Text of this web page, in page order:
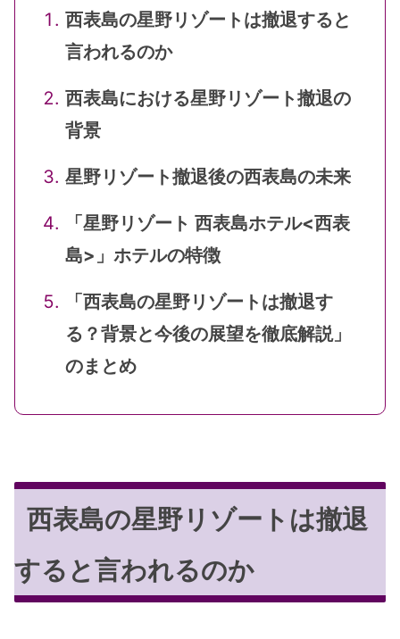
西表島の星野リゾートは撤退すると
言われるのか
西表島における星野リゾート撤退の
背景
星野リゾート撤退後の西表島の未来
「星野リゾート 西表島ホテル<西表
島>」ホテルの特徴
「西表島の星野リゾートは撤退す
る？背景と今後の展望を徹底解説」
のまとめ
西表島の星野リゾートは撤退
すると言われるのか